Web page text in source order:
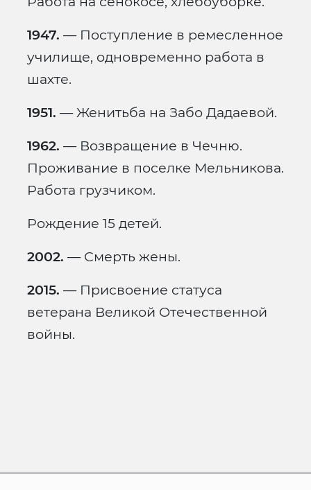
1947. — Поступление в ремесленное
училище, одновременно работа в
шахте.
1951. — Женитьба на Забо Дадаевой.
1962. — Возвращение в Чечню.
Проживание в поселке Мельникова.
Работа грузчиком.
Рождение 15 детей.
2002. — Смерть жены.
2015. — Присвоение статуса
ветерана Великой Отечественной
войны.